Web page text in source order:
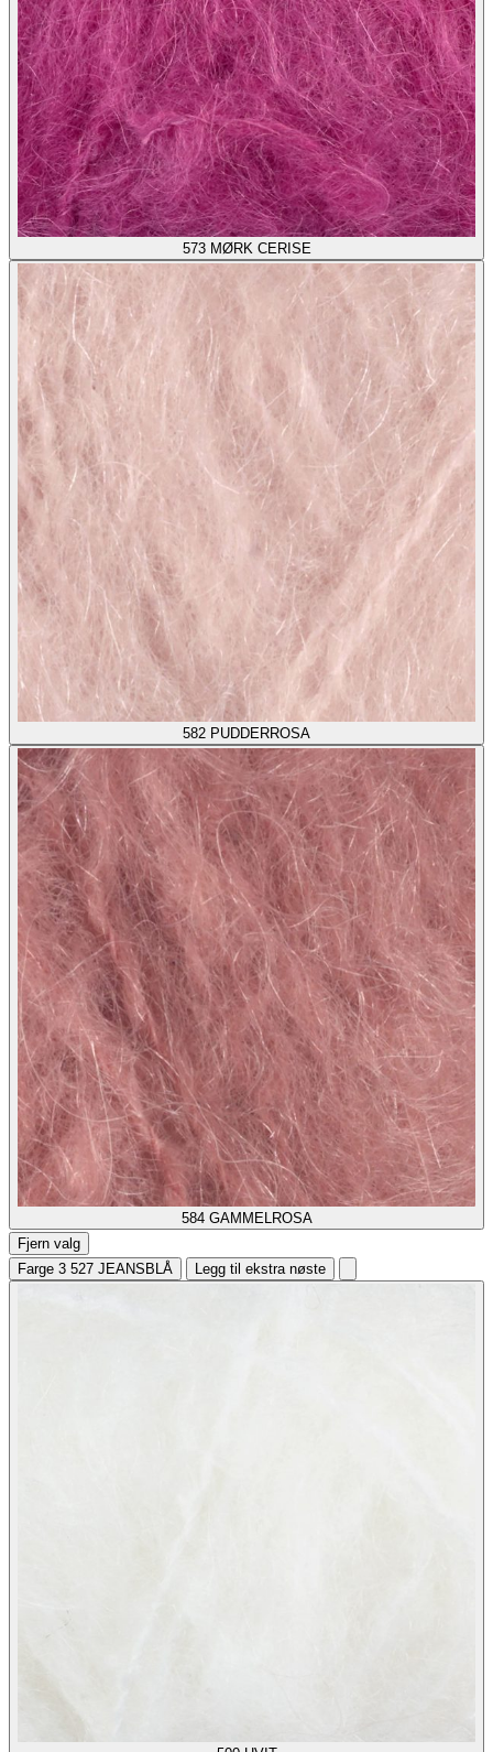
573 MØRK CERISE
582 PUDDERROSA
584 GAMMELROSA
Fjern valg
Farge 3 527 JEANSBLÅ Legg til ekstra nøste